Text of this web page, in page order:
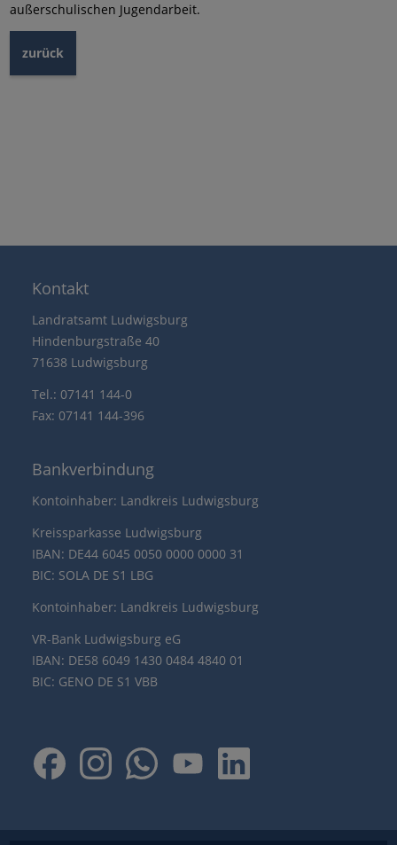
außerschulischen Jugendarbeit.
zurück
Kontakt
Landratsamt Ludwigsburg
Hindenburgstraße 40
71638 Ludwigsburg
Tel.: 07141 144-0
Fax: 07141 144-396
Bankverbindung
Kontoinhaber: Landkreis Ludwigsburg
Kreissparkasse Ludwigsburg
IBAN: DE44 6045 0050 0000 0000 31
BIC: SOLA DE S1 LBG
Kontoinhaber: Landkreis Ludwigsburg
VR-Bank Ludwigsburg eG
IBAN: DE58 6049 1430 0484 4840 01
BIC: GENO DE S1 VBB